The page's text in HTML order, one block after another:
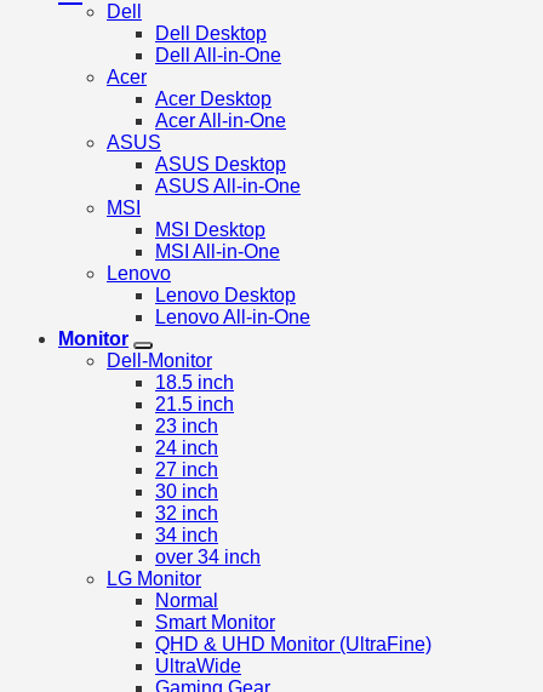
Dell
Dell Desktop
Dell All-in-One
Acer
Acer Desktop
Acer All-in-One
ASUS
ASUS Desktop
ASUS All-in-One
MSI
MSI Desktop
MSI All-in-One
Lenovo
Lenovo Desktop
Lenovo All-in-One
Monitor
Dell-Monitor
18.5 inch
21.5 inch
23 inch
24 inch
27 inch
30 inch
32 inch
34 inch
over 34 inch
LG Monitor
Normal
Smart Monitor
QHD & UHD Monitor (UltraFine)
UltraWide